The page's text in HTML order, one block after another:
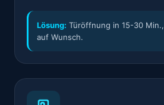
Lösung: Türöffnung in 15-30
auf Wunsch.